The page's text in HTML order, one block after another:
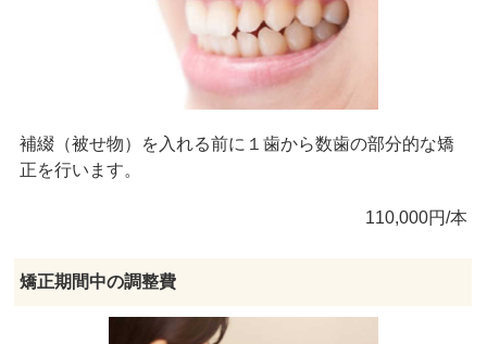
補綴（被せ物）を入れる前に１歯から数歯の部分的な矯
正を行います。
110,000円/本
矯正期間中の調整費